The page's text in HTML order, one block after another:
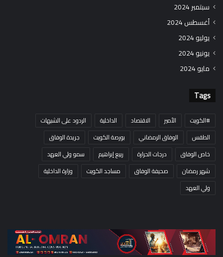
سبتمبر 2024
أغسطس 2024
يوليو 2024
يونيو 2024
مايو 2024
Tags
#الكويت الأمير الاقتصاد الداخلية
الردود على الشبهات
الطقس
الوفاق الرمضاني بورصة الكويت
جريدة الوفاق
خاص الوفاق
درجات الحرارة ربيع إبراهيم
سمو ولي العهد
شهر رمضان
صحيفة الوفاق مساجد الكويت
وزارة الداخلية
ولي العهد